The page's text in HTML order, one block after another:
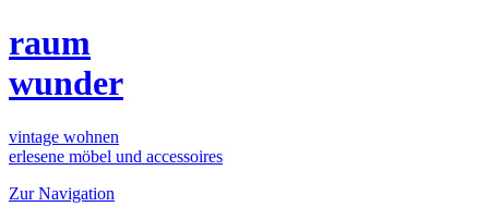
raum
wunder
vintage wohnen
erlesene möbel und accessoires
Zur Navigation